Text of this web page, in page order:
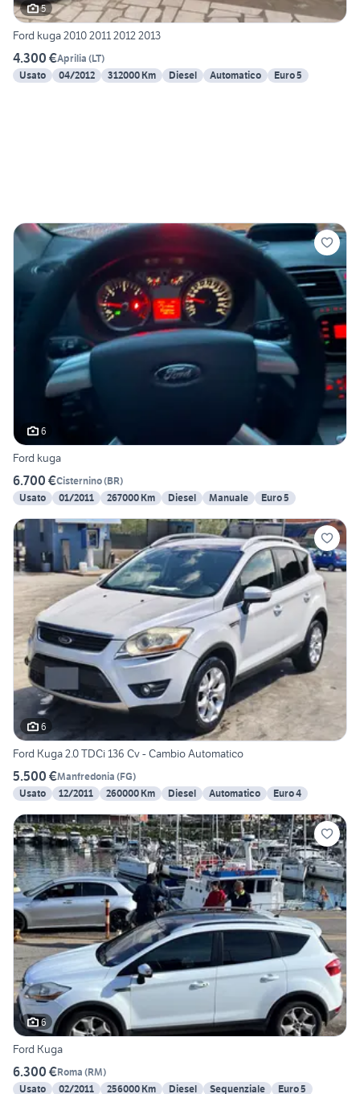
5
Ford kuga 2010 2011 2012 2013
4.300 €Aprilia (LT)
Usato
04/2012 312000 Km Diesel Automatico Euro 5
6
Ford kuga
6.700 €Cisternino(BR)
Usato
01/2011 267000 Km Diesel Manuale Euro 5
6
Ford Kuga 2.0 TDCi 136 Cv - Cambio Automatico
5.500 €Manfredonia (FG)
Usato
12/2011 260000 Km Diesel Automatico Euro 4
6
Ford Kuga
6.300 €Roma (RM)
Usato
02/2011 256000 Km Diesel Sequenziale Euro 5